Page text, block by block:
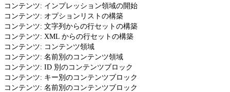
コンテンツ: インプレッション領域の開始
コンテンツ: オプションリストの構築
コンテンツ: 文字列からの行セットの構築
コンテンツ: XML からの行セットの構築
コンテンツ: コンテンツ領域
コンテンツ: 名前別のコンテンツ領域
コンテンツ: ID 別のコンテンツブロック
コンテンツ: キー別のコンテンツブロック
コンテンツ: 名前別のコンテンツブロック